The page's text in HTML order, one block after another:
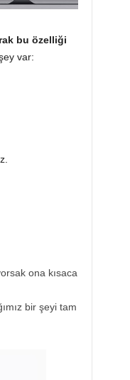
bu özelliği
var:
ona kısaca
bir şeyi tam